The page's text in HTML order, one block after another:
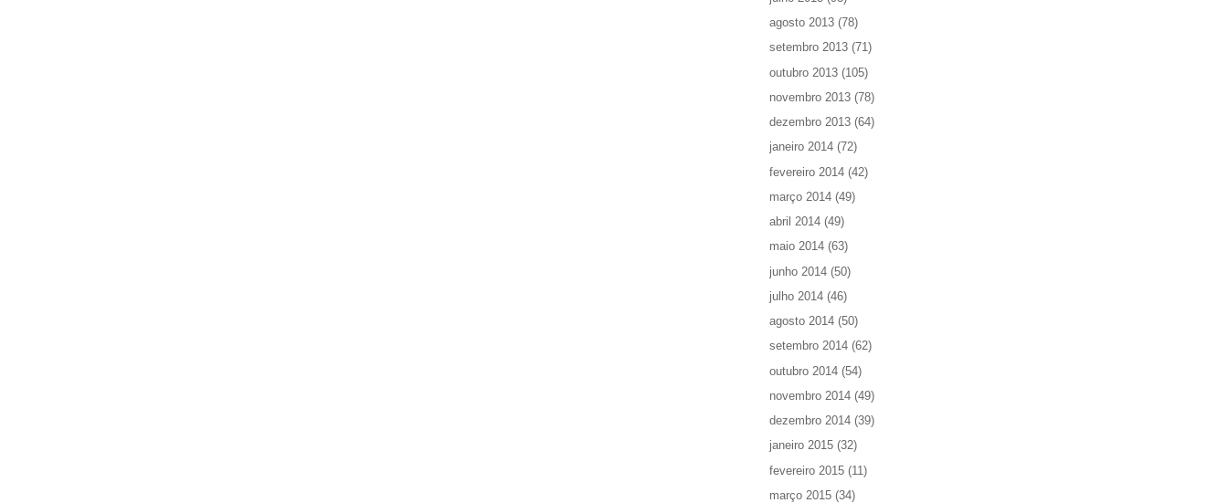
agosto 2013 (78)
setembro 2013 (71)
outubro 2013 (105)
novembro 2013 (78)
dezembro 2013 (64)
janeiro 2014 (72)
fevereiro 2014 (42)
março 2014 (49)
abril 2014 (49)
maio 2014 (63)
junho 2014 (50)
julho 2014 (46)
agosto 2014 (50)
setembro 2014 (62)
outubro 2014 (54)
novembro 2014 (49)
dezembro 2014 (39)
janeiro 2015 (32)
fevereiro 2015 (11)
março 2015 (34)